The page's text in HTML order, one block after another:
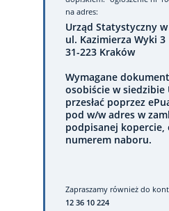
na adres:
Urząd Statystyczny
ul. Kazimierza Wyki 3
31-223 Kraków
Wymagane
osobiście w siedzibie
przesłać poprzez
pod w/w adres w
podpisanej kopercie,
numerem naboru.
Zapraszamy również do
12 36 10 224